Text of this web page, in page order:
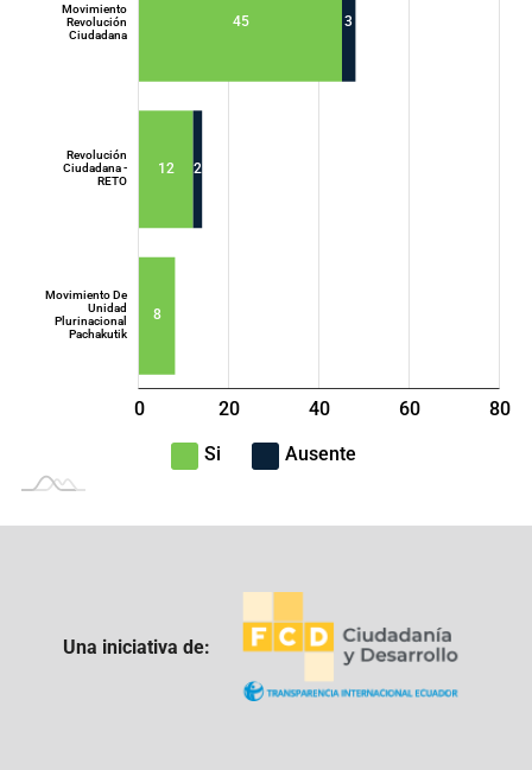
8
12
45
2
3
Movimiento De
Unidad
Plurinacional
Pachakutik
Revolución
Ciudadana -
RETO
Movimiento
Revolución
Ciudadana
L
-40
-20
0 20 40 60 80
100
Si
Ausente
Una iniciativa de: